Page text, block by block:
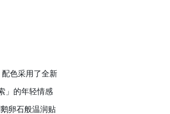
色采用了全新
」的年轻情感
卵石般温润贴